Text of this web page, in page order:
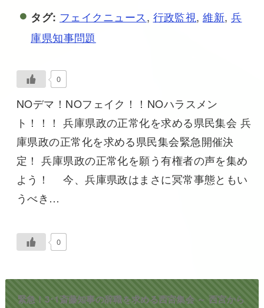
タグ: フェイクニュース, 行政監視,維新,兵
庫県知事問題
0
NOデマ！NOフェイク！！NOハラスメン
ト！！！ 兵庫県政の正常化を求める県民集会 兵
庫県政の正常化を求める県民集会緊急開催決
定！ 兵庫県政の正常化を願う有権者の声を集め
よう！ 今、兵庫県政はまさに冥常事態ともい
うべき…
0
緊急！3･1斎藤知事の辞職を求める西宮集会 ～ 西宮から